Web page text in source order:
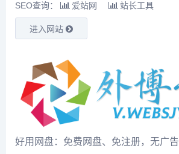
SEO查询：
爱站网 站长工具
进入网站
好用网盘：免费网盘、免注册，无广告